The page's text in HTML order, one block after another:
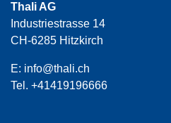
Thali AG
Industriestrasse 14
CH-6285 Hitzkirch
E: info@thali.ch
Tel. +41419196666